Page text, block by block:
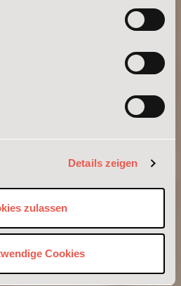
Details zeigen
zulassen
Cookies